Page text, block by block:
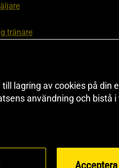
tränare
Övningar
lagring av cookies på din
användning och bistå i